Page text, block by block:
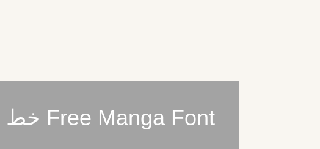
Free Manga Font خط مانجة مجانا